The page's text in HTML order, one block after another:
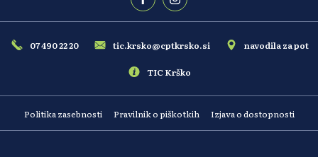
07 490 22 20 tic.krsko@cptkrsko.si navodila za pot
TIC Krško
Politika zasebnosti Pravilnik o piškotkih Izjava o dostopnosti